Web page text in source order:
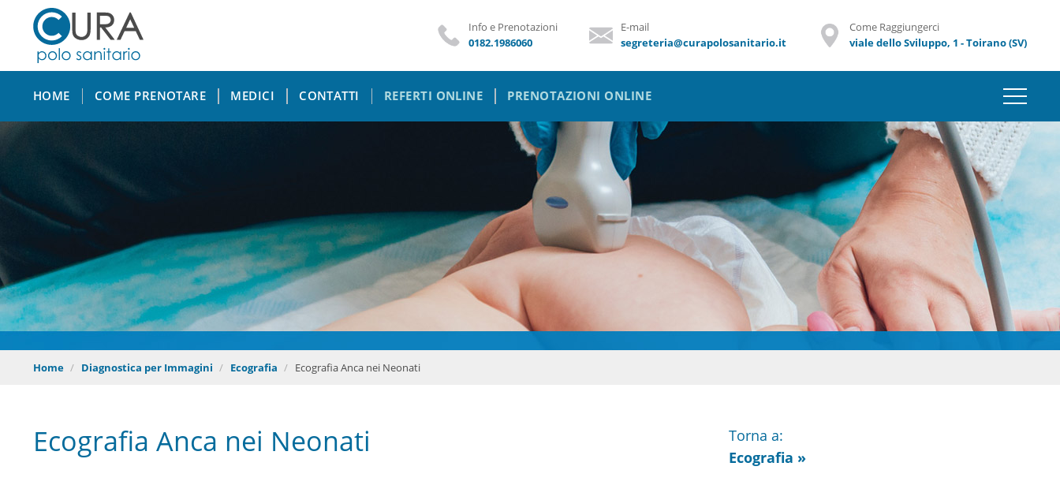
Home Diagnostica per Immagini Ecografia Ecografia Anca nei Neonati
Ecografia Anca nei Neonati
Torna a:
Ecografia »
Info e Prenotazioni
0182.1986060
E-mail
segreteria@curapolosanitario.it
Come Raggiungerci
viale dello Sviluppo, 1 - Toirano (SV)
HOME COME PRENOTARE MEDICI CONTATTI REFERTI ONLINE PRENOTAZIONI ONLINE
Home
Punto Prelievi
Come prenotare
Cura Card
Convenzioni
Referti Online